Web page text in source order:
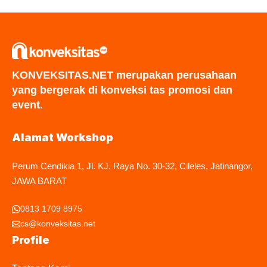
KONVEKSITAS.NET merupakan perusahaan
yang bergerak di konveksi tas promosi dan
event.
Alamat Workshop
Perum Cendikia 1, Jl. KJ. Raya No. 30-32, Cileles, Jatinangor,
JAWA BARAT
0813 1709 8975
cs@konveksitas.net
Profile